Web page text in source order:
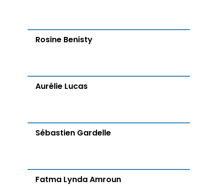
Rosine Benisty
Aurélie Lucas
Sébastien Gardelle
Fatma Lynda Amroun